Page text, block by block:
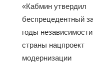
«Кабмин утвердил
беспрецедентный
годы независимости
страны нацпроект
модернизации